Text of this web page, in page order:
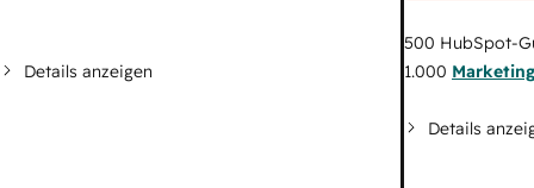
Details anzeigen
500 HubSpot-
1.000
Details